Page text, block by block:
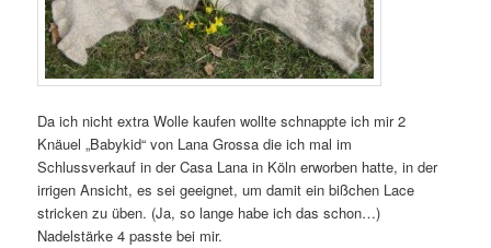
Da ich nicht extra Wolle kaufen wollte schnappte ich mir 2
Knäuel „Babykid“ von Lana Grossa die ich mal im
Schlussverkauf in der Casa Lana in Köln erworben hatte, in der
irrigen Ansicht, es sei geeignet, um damit ein bißchen Lace
stricken zu üben. (Ja, so lange habe ich das schon…)
Nadelstärke 4 passte bei mir.